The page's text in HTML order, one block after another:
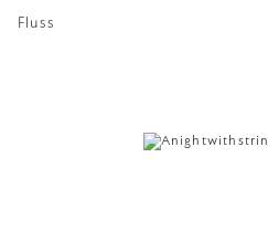
Fluss